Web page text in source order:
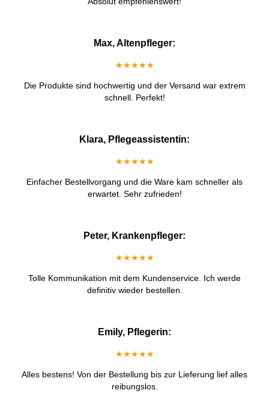
Max, Altenpfleger:
★★★★★
Die Produkte sind hochwertig und der Versand war extrem
schnell. Perfekt!
Klara, Pflegeassistentin:
★★★★★
Einfacher Bestellvorgang und die Ware kam schneller als
erwartet. Sehr zufrieden!
Peter, Krankenpfleger:
★★★★★
Tolle Kommunikation mit dem Kundenservice. Ich werde
definitiv wieder bestellen.
Emily, Pflegerin:
★★★★★
Alles bestens! Von der Bestellung bis zur Lieferung lief alles
reibungslos.